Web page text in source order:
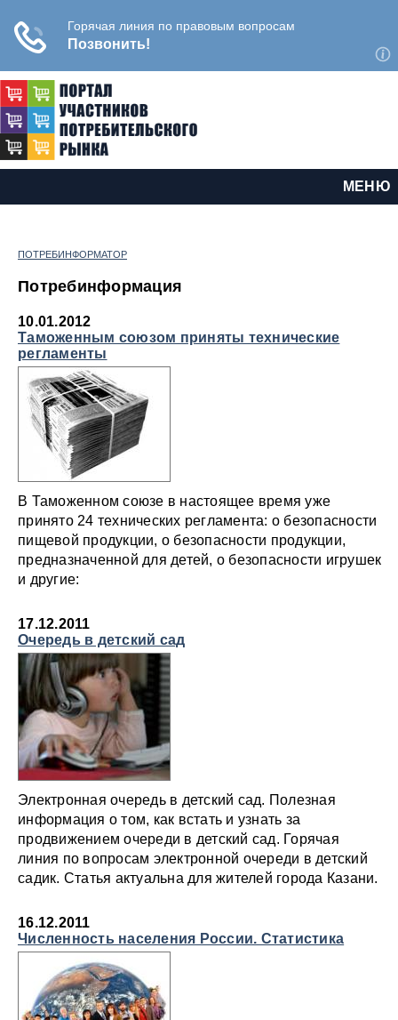
МЕНЮ
ПОТРЕБИНФОРМАТОР
Потребинформация
10.01.2012
Таможенным союзом приняты технические
регламенты
В Таможенном союзе в настоящее время уже
принято 24 технических регламента: о безопасности
пищевой продукции, о безопасности продукции,
предназначенной для детей, о безопасности игрушек
и другие:
17.12.2011
Очередь в детский сад
Электронная очередь в детский сад. Полезная
информация о том, как встать и узнать за
продвижением очереди в детский сад. Горячая
линия по вопросам электронной очереди в детский
садик. Статья актуальна для жителей города Казани.
16.12.2011
Численность населения России. Статистика